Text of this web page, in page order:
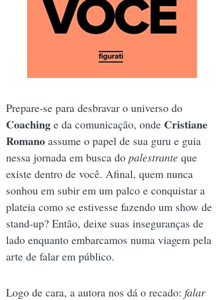
Prepare-se para desbravar o universo do
Coaching e da comunicação, onde Cristiane
Romano assume o papel de sua guru e guia
nessa jornada em busca do palestrante que
existe dentro de você. Afinal, quem nunca
sonhou em subir em um palco e conquistar a
plateia como se estivesse fazendo um show de
stand-up? Então, deixe suas inseguranças de
lado enquanto embarcamos numa viagem pela
arte de falar em público.
Logo de cara, a autora nos dá o recado: falar